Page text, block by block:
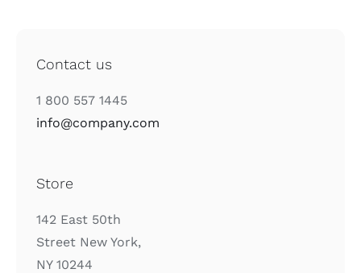
Contact us
1 800 557 1445
info@company.com
Store
142 East 50th
Street New York,
NY 10244